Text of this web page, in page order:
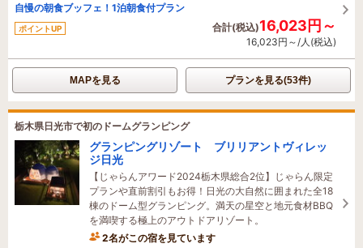
自慢の朝食ブッフェ！1泊朝食付プラン
ポイントUP 合計(税込)16,023円～
16,023円～/人(税込)
MAPを見る プランを見る(53件)
栃木県日光市で初のドームグランピング
グランピングリゾート ブリリアントヴィレッ
ジ日光
【じゃらんアワード2024栃木県総合2位】じゃらん限定
プランや直前割引もお得！日光の大自然に囲まれた全18
棟のドーム型グランピング。満天の星空と地元食材BBQ
を満喫する極上のアウトドアリゾート。
2名がこの宿を見ています